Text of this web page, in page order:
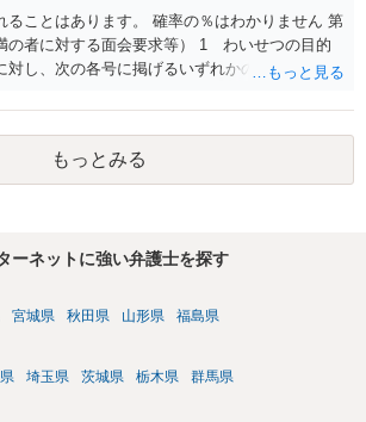
事民事の責任に問われることはないでしょう。
。
ることはあります。 確率の％はわかりません 第
の者に対する面会要求等） 1 わいせつの目的
対し、次の各号に掲げるいずれかの行為をした
以上前の日に生まれた者に限る。）は、一年以
円以下の罰金に処する。 一 威迫し、偽計を用
要求すること。 二 拒まれたにもかかわらず、
ること。 三 金銭その他の利益を供与し、又は
百万円以下の罰金に処する。
もっとみる
ーネットに強い弁護士を探す
宮城県 秋田県 山形県 福島県
埼玉県 茨城県 栃木県 群馬県